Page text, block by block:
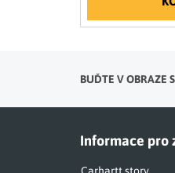
BUĎTE V OBRAZE
Informace pro
Carhartt story